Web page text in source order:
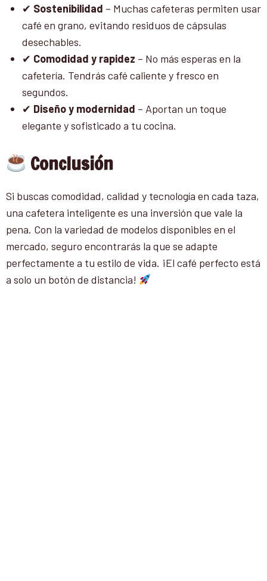
✔ Sostenibilidad – Muchas cafeteras permiten usar
café en grano, evitando residuos de cápsulas
desechables.
✔ Comodidad y rapidez – No más esperas en la
cafetería. Tendrás café caliente y fresco en
segundos.
✔ Diseño y modernidad – Aportan un toque
elegante y sofisticado a tu cocina.
Conclusión
Si buscas comodidad, calidad y tecnología en cada taza,
una cafetera inteligente es una inversión que vale la
pena. Con la variedad de modelos disponibles en el
mercado, seguro encontrarás la que se adapte
perfectamente a tu estilo de vida. ¡El café perfecto está
a solo un botón de distancia!